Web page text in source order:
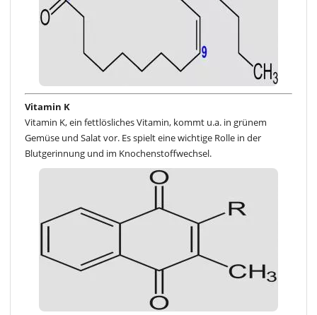
Vitamin K
Vitamin K, ein fettlösliches Vitamin, kommt u.a. in grünem
Gemüse und Salat vor. Es spielt eine wichtige Rolle in der
Blutgerinnung und im Knochenstoffwechsel.